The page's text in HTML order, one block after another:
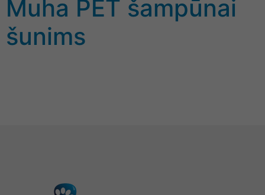
Muha PET šampūnai
šunims